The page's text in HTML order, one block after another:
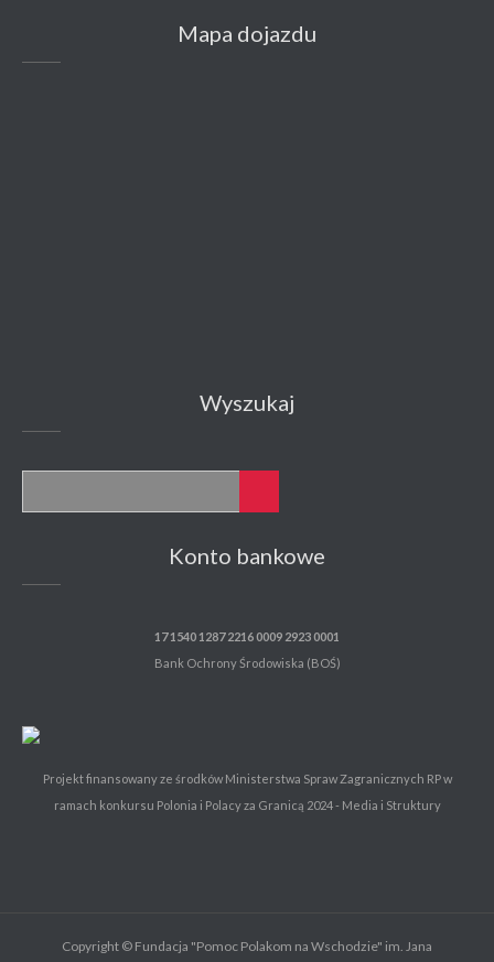
Mapa dojazdu
Wyszukaj
Konto bankowe
17 1540 1287 2216 0009 2923 0001
Bank Ochrony Środowiska (BOŚ)
Projekt finansowany ze środków Ministerstwa Spraw Zagranicznych RP w
ramach konkursu Polonia i Polacy za Granicą 2024 - Media i Struktury
Copyright © Fundacja "Pomoc Polakom na Wschodzie" im. Jana